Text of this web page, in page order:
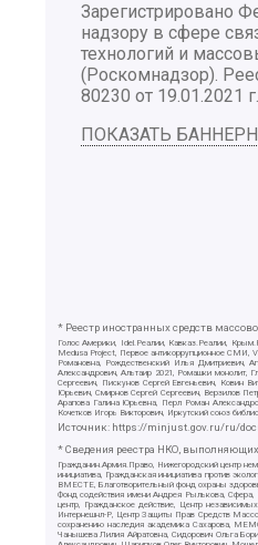
Зарегистрировано
надзору в сфере
технологий и
(Роскомнадзор).
80230 от 19.01.2021 г.
ПОКАЗАТЬ
* Реестр иностранных средств
Голос Америки, Idel.Реалии, Кавказ.Реалии,
Medusa Project, Первое антикоррупционное СМИ,
Романовна, Рождественский Илья Дмитриевич,
Александрович, Альтаир 2021, Ромашки
Сергеевич, Пискунов Сергей Евгеньевич, Ковин
Юрьевич, Смирнов Сергей Сергеевич, Верзилов
Арапова Галина Юрьевна, Перл Роман
Кочетков Игорь Викторович, Иркутский союз
Источник: https://minjust.gov.ru/ru/
* Сведения реестра НКО,
Гражданин.Армия.Право, Нижегородский центр
инициатива, Гражданская инициатива против
ВМЕСТЕ, Благотворительный фонд охраны
Фонд содействия имени Андрея Рылькова, Сфера,
центр, Гражданское действие, Центр
Интернешнл-Р, Центр Защиты Прав Средств
сохранению наследия академика Сахарова,
Чанышева Лилия Айратовна, Сидорович Ольга